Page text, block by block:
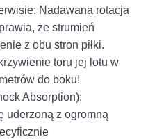
Nadawana rotacja
że strumień
z obu stron piłki.
toru jej lotu w
do boku!
Absorption):
uderzoną z ogromną